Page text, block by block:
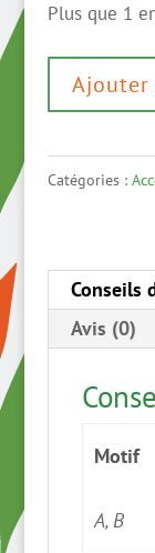
Plus que 1
quantité
de
washi
argenté
double
couvercle
Ajouter
Catégories :
Conseils
Avis (0)
Motif
A, B